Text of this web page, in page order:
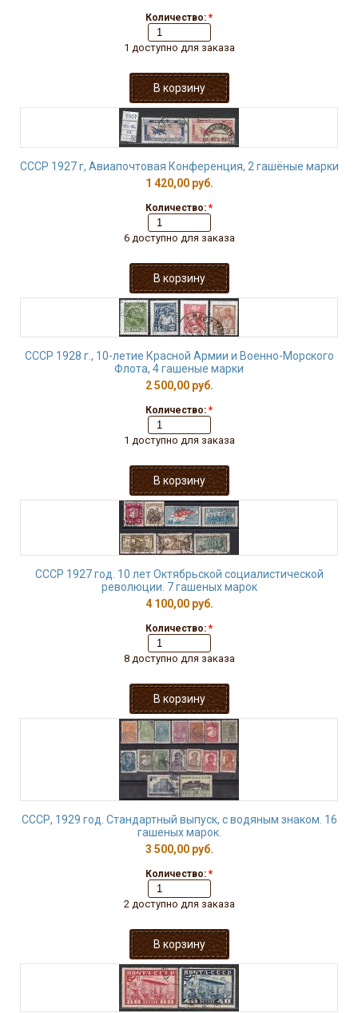
Количество: *
1 доступно для заказа
СССР 1927 г, Авиапочтовая Конференция, 2 гашёные марки
1 420,00 руб.
Количество: *
6 доступно для заказа
СССР 1928 г., 10-летие Красной Армии и Военно-Морского
Флота, 4 гашеные марки
2 500,00 руб.
Количество: *
1 доступно для заказа
СССР 1927 год. 10 лет Октябрьской социалистической
революции. 7 гашеных марок
4 100,00 руб.
Количество: *
8 доступно для заказа
СССР, 1929 год. Стандартный выпуск, с водяным знаком. 16
гашеных марок.
3 500,00 руб.
Количество: *
2 доступно для заказа